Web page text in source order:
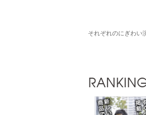
それぞれのにぎわい